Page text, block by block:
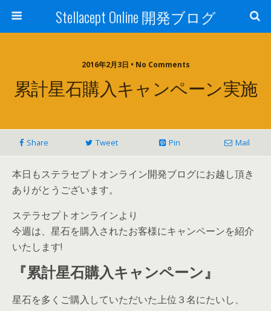
Stellacept Online 開発ブログ
2016年2月3日 • No Comments
累計星石購入キャンペーン実施
Share Tweet Pin Mail
本日もステラセプトオンライン開発ブログにお越し頂き
ありがとうございます。
ステラセプトオンラインより
今週は、星石を購入されたお客様にキャンペーンを紹介
いたします!
『累計星石購入キャンペーン』
星石を多くご購入していただいた上位３名にたいし、